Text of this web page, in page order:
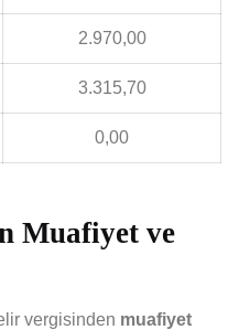
2.970,00
3.315,70
0,00
Muafiyet ve
vergisinden muafiyet